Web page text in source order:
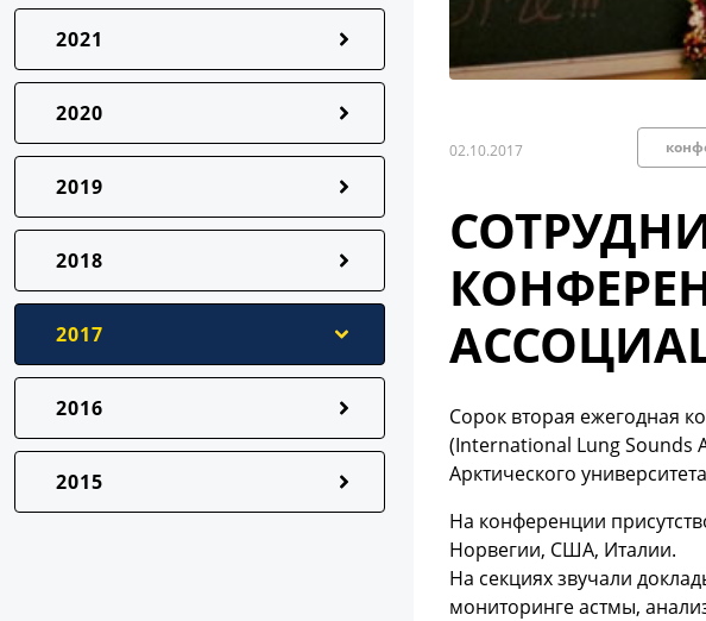
2021
2020
2019
2018
2017
2016
2015
02.10.2017
Сорок вторая ежегодная
(International Lung Sounds
Арктического
На конференции
Норвегии, США, Италии.
На секциях звучали
мониторинге астмы,